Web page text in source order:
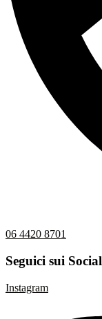
06 4420 8701
Seguici sui Social
Instagram